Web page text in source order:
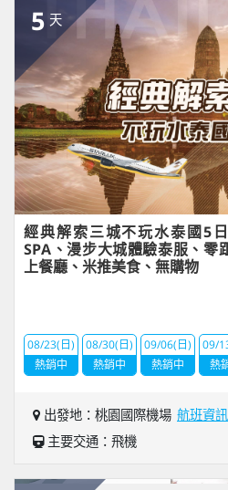
5 天
經典解索三城不玩水泰國5
SPA、漫步大城體驗泰服、零
上餐廳、米推美食、無購物
08/23(日)
熱銷中
08/30(日)
熱銷中
09/06(日)
熱銷中
09/
熱
出發地：桃園國際機場 航班資訊
主要交通：飛機